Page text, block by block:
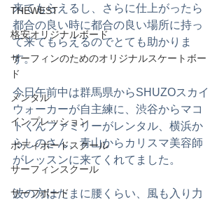
THEWEST
格安オリジナルボード
サーフィンのためのオリジナルスケートボー
ド
メンタル
インプレッション
ボディボードスクール
サーフィンスクール
サーフボード
来てもらえるし、さらに仕上がったら
都合の良い時に都合の良い場所に持っ
て来てもらえるのでとても助かりま
す。
今日午前中は群馬県からSHUZOスカイ
ウォーカーが自主練に、渋谷からマコ
トくんファミリーがレンタル、横浜か
らしのさん、青山からカリスマ美容師
がレッスンに来てくれてました。
波の方はたまに腰くらい、風も入り力